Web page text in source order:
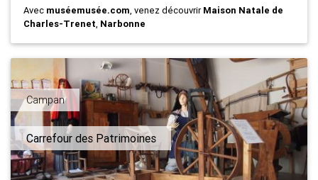
Avec muséemusée.com, venez découvrirMaison Natale de
Charles-Trenet, Narbonne
Campan
Carrefour des Patrimoines